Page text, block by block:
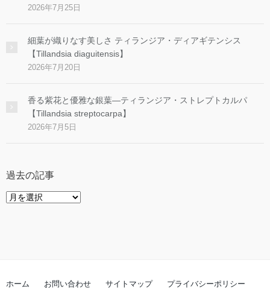
2026年7月25日
細葉が織りなす美しさ ティランジア・ディアギテンシス
【Tillandsia diaguitensis】
2026年7月20日
香る紫花と優雅な銀葉―ティランジア・ストレプトカルパ
【Tillandsia streptocarpa】
2026年7月5日
過去の記事
過
ホーム お問い合わせ サイトマップ プライバシーポリシー